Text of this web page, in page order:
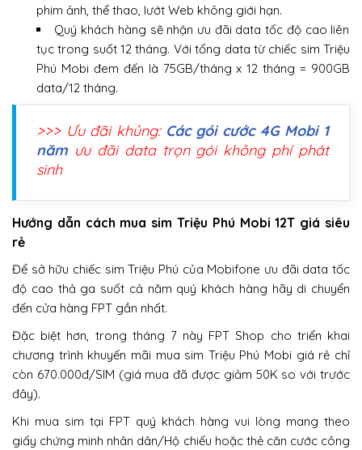
phim ảnh, thể thao, lướt Web không giới hạn.
Quý khách hàng sẽ nhận ưu đãi data tốc độ cao liên
tục trong suốt 12 tháng. Với tổng data từ chiếc sim Triệu
Phú Mobi đem đến là 75GB/tháng x 12 tháng = 900GB
data/12 tháng.
>>> Ưu đãi khủng: Các gói cước 4G Mobi 1
năm ưu đãi data trọn gói không phí phát
sinh
Hướng dẫn cách mua sim Triệu Phú Mobi 12T giá siêu
rẻ
Để sở hữu chiếc sim Triệu Phú của Mobifone ưu đãi data tốc
độ cao thả ga suốt cả năm quý khách hàng hãy di chuyển
đến cửa hàng FPT gần nhất.
Đặc biệt hơn, trong tháng 7 này FPT Shop cho triển khai
chương trình khuyến mãi mua sim Triệu Phú Mobi giá rẻ chỉ
còn 670.000đ/SIM (giá mua đã được giảm 50K so với trước
đây).
Khi mua sim tại FPT quý khách hàng vui lòng mang theo
giấy chứng minh nhân dân/Hộ chiếu hoặc thẻ căn cước công